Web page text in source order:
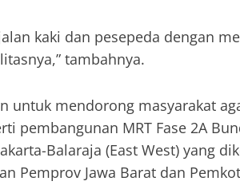
kaki dan pesepeda dengan
tambahnya.
untuk mendorong masyarakat
MRT Fase 2A
Balaraja (East West) yang
Pemprov Jawa Barat dan